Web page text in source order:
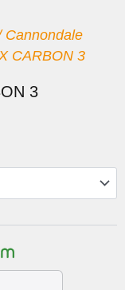
Cannondale
CARBON 3
3
€.